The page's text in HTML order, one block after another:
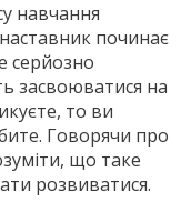
навчання
починає
серйозно
засвоюватися на
то ви
Говорячи про
що таке
розвиватися.